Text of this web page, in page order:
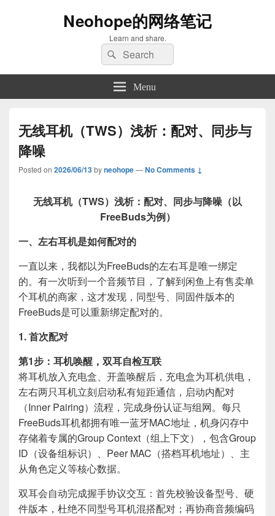
Neohope的网络笔记
Learn and share.
Search
for:
Search
Menu
无线耳机（TWS）浅析：配对、同步与
降噪
Posted on 2026/06/13byneohope—No Comments ↓
无线耳机（TWS）浅析：配对、同步与降噪（以
FreeBuds为例）
一、左右耳机是如何配对的
一直以来，我都以为FreeBuds的左右耳是唯一绑定
的。有一次听到一个音频节目，了解到闲鱼上有售卖单
个耳机的商家，这才发现，同型号、同固件版本的
FreeBuds是可以重新绑定配对的。
1. 首次配对
第1步：耳机唤醒，双耳自检互联
将耳机放入充电盒、开盖唤醒后，充电盒为耳机供电，
左右两只耳机立刻启动私有短距通信，启动内配对
（Inner Pairing）流程，完成身份认证与组网。每只
FreeBuds耳机都拥有唯一蓝牙MAC地址，机身闪存中
存储着专属的Group Context（组上下文），包含Group
ID（设备组标识）、Peer MAC（搭档耳机地址）、主
从角色定义等核心数据。
双耳会自动完成握手协议交互：首先校验设备型号、硬
件版本，杜绝不同型号耳机混搭配对；再协商音频编码